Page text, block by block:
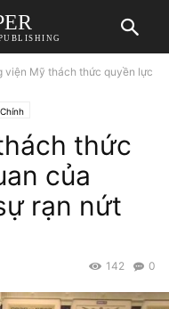
viện Mỹ thách thức quyền lực
thức
của
rạn nứt
0
142